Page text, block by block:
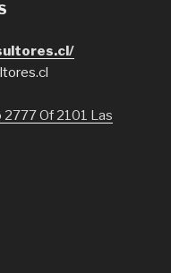
Of 2101 Las